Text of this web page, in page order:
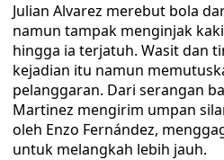
Julian Alvarez merebut bola
namun tampak menginjak
hingga ia terjatuh. Wasit dan
kejadian itu namun
pelanggaran. Dari serangan
Martinez mengirim umpan
oleh Enzo Fernández,
untuk melangkah lebih jauh.